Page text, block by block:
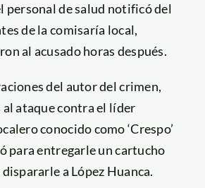
personal de salud notificó del
de la comisaría local,
al acusado horas después.
del autor del crimen,
ataque contra el líder
conocido como ‘Crespo’
para entregarle un cartucho
a López Huanca.